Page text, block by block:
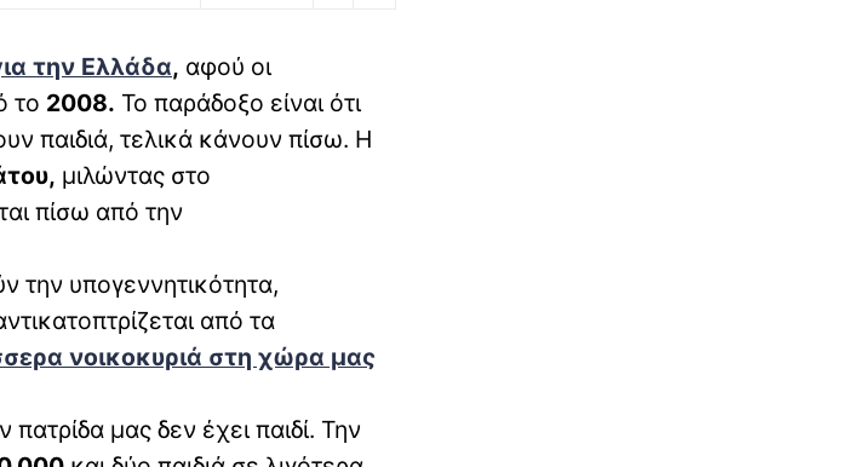
την Ελλάδα, αφού οι
το 2008. Το παράδοξο είναι ότι
παιδιά, τελικά κάνουν πίσω. Η
μιλώντας στο
πίσω από την
την υπογεννητικότητα,
από τα
νοικοκυριά στη χώρα μας
μας δεν έχει παιδί. Την